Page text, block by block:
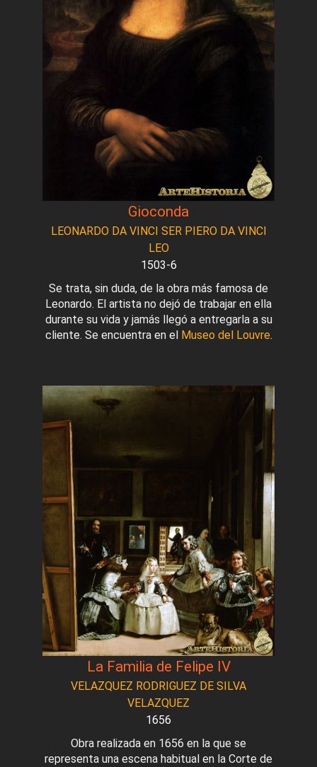
Gioconda
LEONARDO DA VINCI SER PIERO DA VINCI
LEO
1503-6
Se trata, sin duda, de la obra más famosa de
Leonardo. El artista no dejó de trabajar en ella
durante su vida y jamás llegó a entregarla a su
cliente. Se encuentra en el Museo del Louvre.
La Familia de Felipe IV
VELAZQUEZ RODRIGUEZ DE SILVA
VELAZQUEZ
1656
Obra realizada en 1656 en la que se
representa una escena habitual en la Corte de